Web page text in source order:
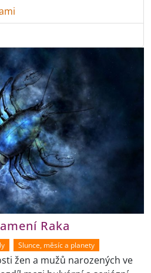
Raka
Slunce, měsíc a planety
žen a mužů narozených ve